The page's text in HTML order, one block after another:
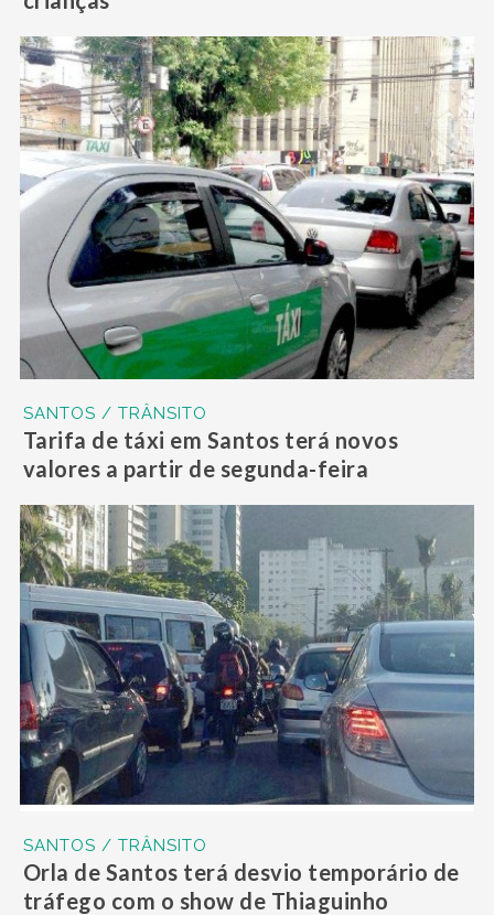
SANTOS / TRÂNSITO
Tarifa de táxi em Santos terá novos
valores a partir de segunda-feira
SANTOS / TRÂNSITO
Orla de Santos terá desvio temporário de
tráfego com o show de Thiaguinho